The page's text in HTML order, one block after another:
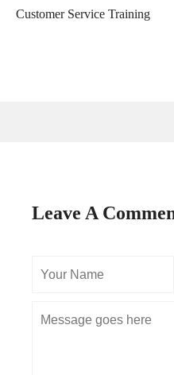
Customer Service Training
Leave A